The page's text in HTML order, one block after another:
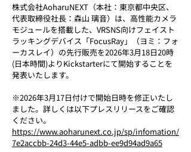
株式会社AoharuNEXT（本社：東京都中央区、
代表取締役社長：森山 璃音）は、高性能カメラ
モジュールを搭載した、VRSNS向けフェイスト
ラッキングデバイス「FocusRay」（ヨミ：フォ
ーカスレイ）の先行販売を2026年3月18日20時
(日本時間)よりKickstarterにて開始することを
発表いたします。
※2026年3月17日付けで開始日時を修正いたし
ました。詳しくは以下プレスリリースをご確認
ください。
https://www.aoharunext.co.jp/sp/infomation/
7e2accbb-24d3-44e5-adbb-ee9d94ad9a65